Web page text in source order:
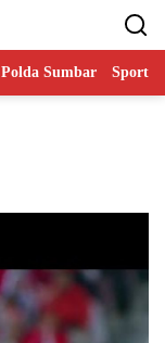
Polda Sumbar Sports